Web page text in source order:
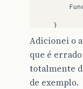
}
}
Adicionei o
que é
totalmente
de exemplo.